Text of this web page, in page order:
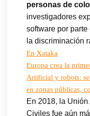
personas de
investigadores
software por
la discriminación
En Xataka
Europa crea la
Artificial y robots:
en zonas públicas,
En 2018, la
Civiles fue aún